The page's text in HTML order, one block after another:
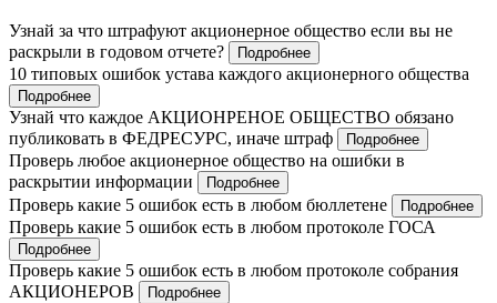
Узнай за что штрафуют акционерное общество если вы не
раскрыли в годовом отчете?
Подробнее
10 типовых ошибок устава каждого акционерного общества
Подробнее
Узнай что каждое АКЦИОНРЕНОЕ ОБЩЕСТВО обязано
публиковать в ФЕДРЕСУРС, иначе штраф
Подробнее
Проверь любое акционерное общество на ошибки в
раскрытии информации
Подробнее
Проверь какие 5 ошибок есть в любом бюллетене Подробнее
Проверь какие 5 ошибок есть в любом протоколе ГОСА
Подробнее
Проверь какие 5 ошибок есть в любом протоколе собрания
АКЦИОНЕРОВ
Подробнее